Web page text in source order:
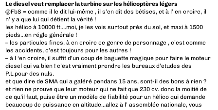
Le diesel veut remplacer la turbine sur les hélicoptères légers
@FbS = comme il le dit lui-même , il s’en dit des bétises, et à l’ en croire, il
n’ y a que lui qui détient la vérité !
les hélico à 10000 ft….moi, je les vois surtout près du sol, et maxi à 1500
pieds…en régle générale !
– les particules fines, à en croire ce genre de personnage , c’est comme
les accidents, c’est toujours pour les autres !
– à l ‘en croire, il suffit d’un coup de baguette magique pour faire le moteur
diesel qui va bien ! c’est vraiment prendre les bureaux d’etudes des
P.L.pour des nuls.
et que dire de SMA qui a galéré pendans 15 ans, sont-il des bons à rien ?
et rien ne prouve que leur moteur qui ne fait que 230 cv. donc la moitié de
ce qu’il faut, puise être un modèle de fiabilité pour un hélico qui demande
beaucoup de puissance en altitude…allez à l’ assemblée nationale, vous